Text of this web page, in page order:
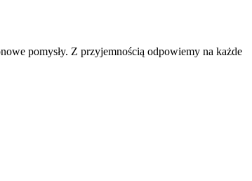
pomysły. Z przyjemnością odpowiemy na każde